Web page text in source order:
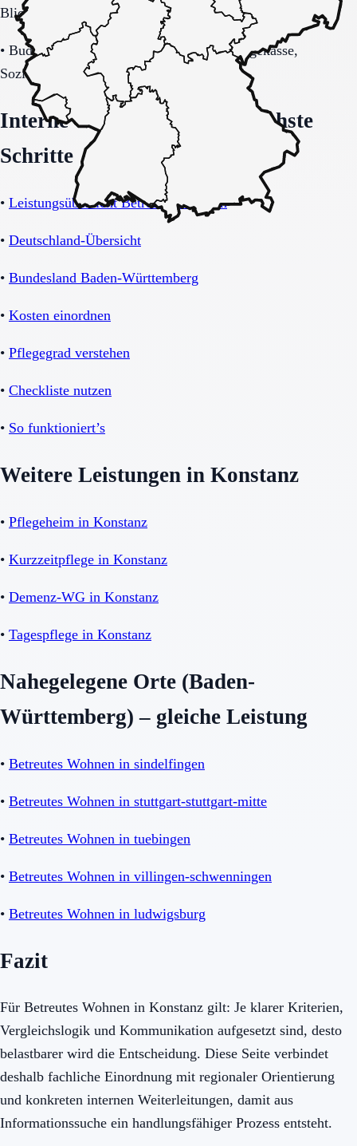
Blick auf Sicherheitsaspekte.
• Budget-/Kostenträgerrahmen (privat, Pflegekasse,
Sozialhilfe möglich).
Interne Orientierung und nächste
Schritte
• Leistungsübersicht Betreutes Wohnen
• Deutschland-Übersicht
• Bundesland Baden-Württemberg
• Kosten einordnen
• Pflegegrad verstehen
• Checkliste nutzen
• So funktioniert’s
Weitere Leistungen in Konstanz
• Pflegeheim in Konstanz
• Kurzzeitpflege in Konstanz
• Demenz-WG in Konstanz
• Tagespflege in Konstanz
Nahegelegene Orte (Baden-
Württemberg) – gleiche Leistung
• Betreutes Wohnen in sindelfingen
• Betreutes Wohnen in stuttgart-stuttgart-mitte
• Betreutes Wohnen in tuebingen
• Betreutes Wohnen in villingen-schwenningen
• Betreutes Wohnen in ludwigsburg
Fazit
Für Betreutes Wohnen in Konstanz gilt: Je klarer Kriterien,
Vergleichslogik und Kommunikation aufgesetzt sind, desto
belastbarer wird die Entscheidung. Diese Seite verbindet
deshalb fachliche Einordnung mit regionaler Orientierung
und konkreten internen Weiterleitungen, damit aus
Informationssuche ein handlungsfähiger Prozess entsteht.